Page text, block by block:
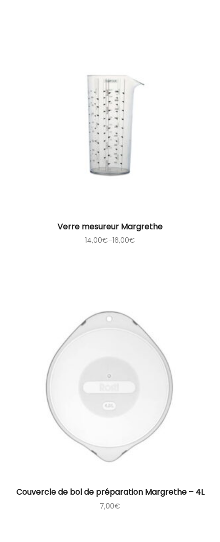
Verre mesureur Margrethe
14,00€–16,00€
Couvercle de bol de préparation Margrethe – 4L
7,00€